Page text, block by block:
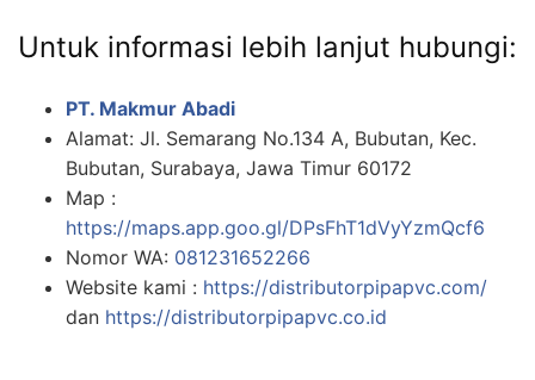
Untuk informasi lebih lanjut hubungi:
PT. Makmur Abadi
Alamat: Jl. Semarang No.134 A, Bubutan, Kec.
Bubutan, Surabaya, Jawa Timur 60172
Map :
https://maps.app.goo.gl/DPsFhT1dVyYzmQcf6
Nomor WA: 081231652266
Website kami : https://distributorpipapvc.com/
dan https://distributorpipapvc.co.id